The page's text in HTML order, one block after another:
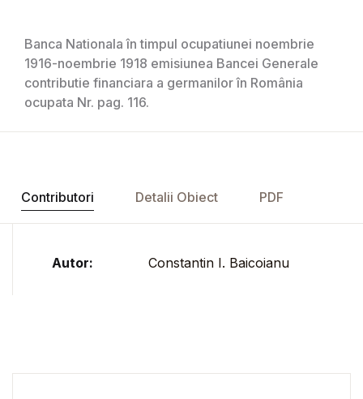
Banca Nationala în timpul ocupatiunei noembrie
1916-noembrie 1918 emisiunea Bancei Generale
contributie financiara a germanilor în România
ocupata Nr. pag. 116.
Contributori Detalii Obiect PDF
Autor: Constantin I. Baicoianu